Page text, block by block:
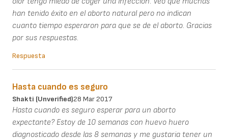
han tenido éxito en el aborto natural pero no indican
cuanto tiempo esperaron para que se de el aborto. Gracias
por sus respuestas.
Respuesta
Hasta cuando es seguro
Shakti (unverified)28 Mar 2017
Hasta cuando es seguro esperar para un aborto
expectante? Estoy de 10 semanas con huevo huero
diagnosticado desde las 8 semanas y me gustaria tener un